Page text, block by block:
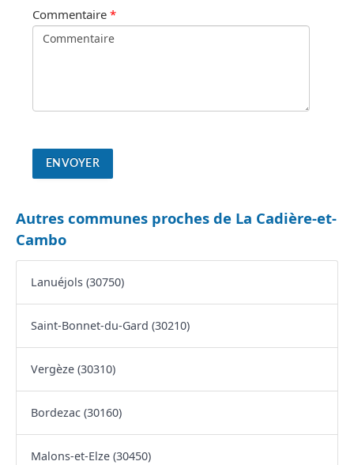
Commentaire *
Autres communes proches de La Cadière-et-
Cambo
Lanuéjols (30750)
Saint-Bonnet-du-Gard (30210)
Vergèze (30310)
Bordezac (30160)
Malons-et-Elze (30450)